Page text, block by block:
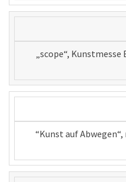
„scope“,
“Kunst auf